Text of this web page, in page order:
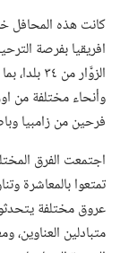
كانت هذه المحافل
افريقيا بفرصة
الزوَّار من
وأنحاء مختلفة من
فرحين من زامبيا
اجتمعت الفرق
تمتعوا بالمعاشرة
عروق مختلفة
متبادلين